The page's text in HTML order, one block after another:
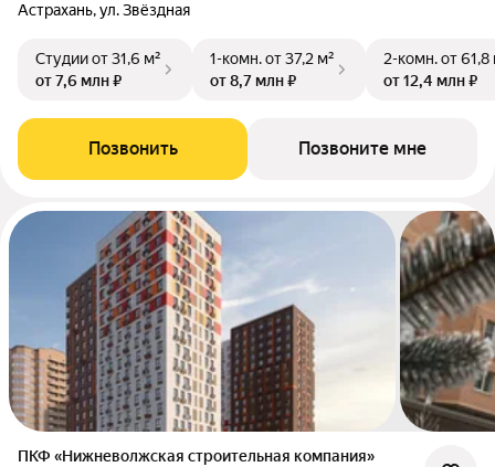
Астрахань, ул. Звёздная
Студииот 31,6 м²
от 7,6 млн ₽
1-комн.от 37,2 м²
от 8,7 млн ₽
2-комн.от 61,8
от 12,4 млн ₽
Позвонить Позвоните мне
ПКФ «Нижневолжская строительная компания»